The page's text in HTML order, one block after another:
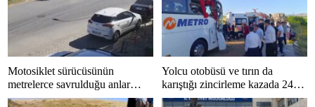
Motosiklet sürücüsünün
metrelerce savrulduğu anlar
güvenlik kamerasında
Yolcu otobüsü ve tırın da
karıştığı zincirleme kazada 24
kişi yaralandı